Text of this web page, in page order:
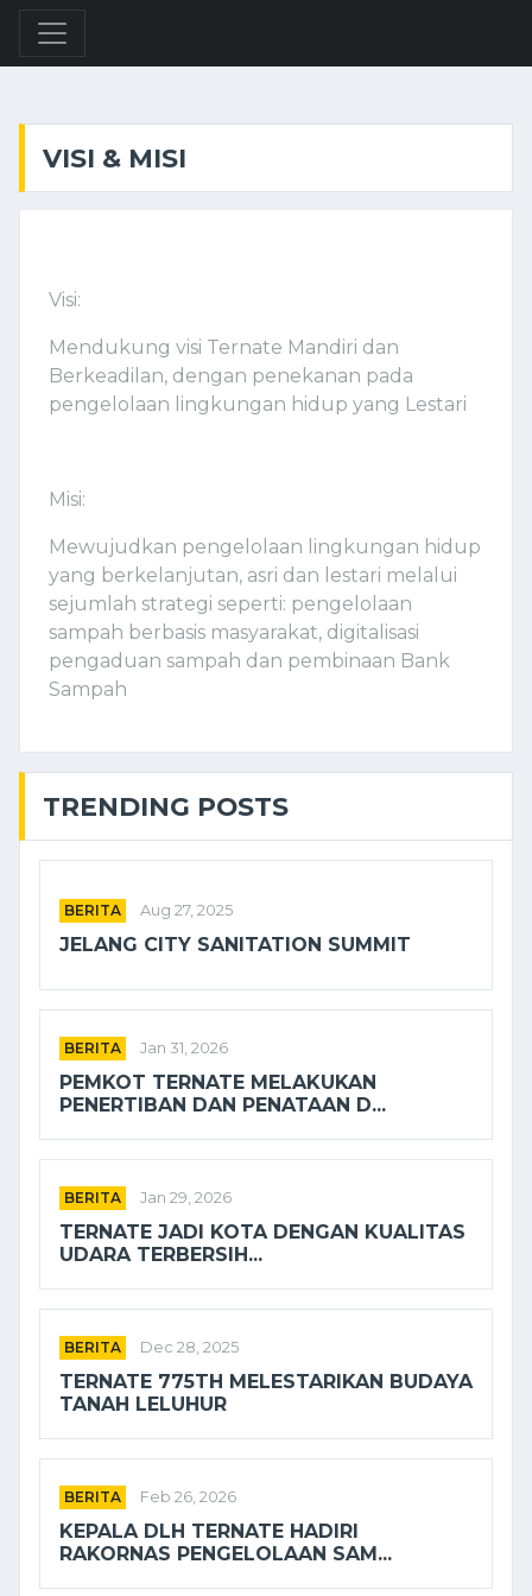
VISI & MISI
Visi:
Mendukung visi Ternate Mandiri dan
Berkeadilan, dengan penekanan pada
pengelolaan lingkungan hidup yang Lestari
Misi:
Mewujudkan pengelolaan lingkungan hidup
yang berkelanjutan, asri dan lestari melalui
sejumlah strategi seperti: pengelolaan
sampah berbasis masyarakat, digitalisasi
pengaduan sampah dan pembinaan Bank
Sampah
TRENDING POSTS
BERITA Aug 27, 2025
JELANG CITY SANITATION SUMMIT
BERITA Jan 31, 2026
PEMKOT TERNATE MELAKUKAN
PENERTIBAN DAN PENATAAN D...
BERITA Jan 29, 2026
TERNATE JADI KOTA DENGAN KUALITAS
UDARA TERBERSIH...
BERITA Dec 28, 2025
TERNATE 775TH MELESTARIKAN BUDAYA
TANAH LELUHUR
BERITA Feb 26, 2026
KEPALA DLH TERNATE HADIRI
RAKORNAS PENGELOLAAN SAM...